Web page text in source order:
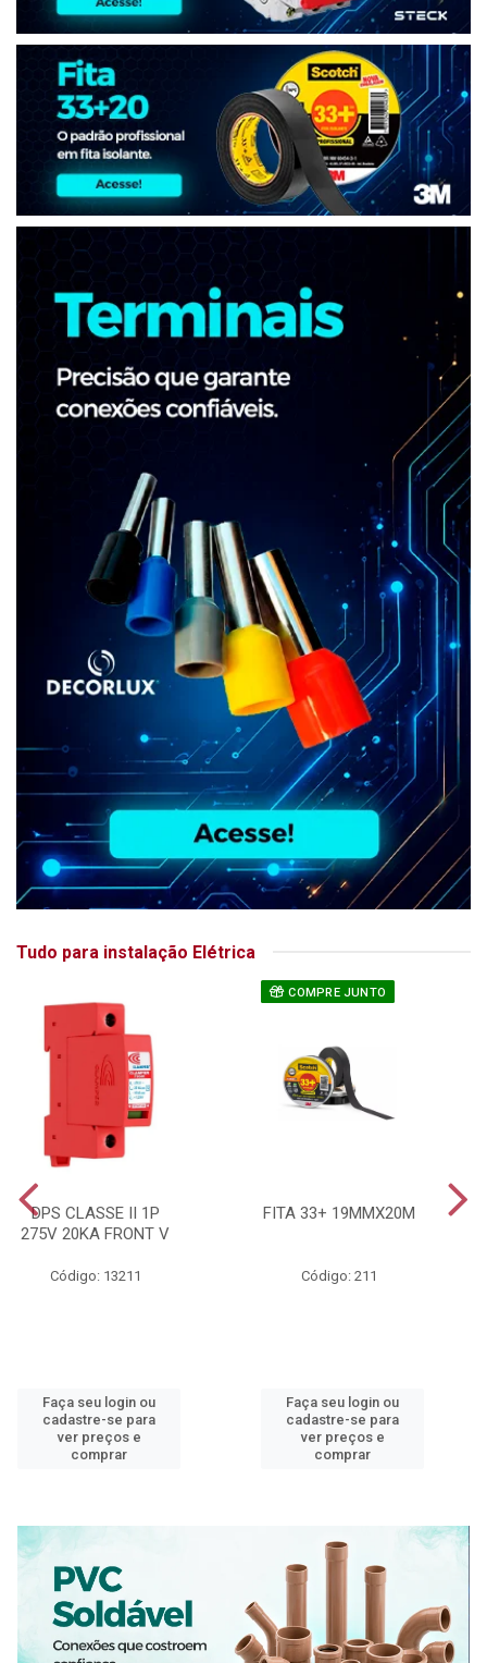
Tudo para instalação Elétrica
DPS CLASSE II 1P
275V 20KA FRONT V
Código: 13211
Faça seu login ou
cadastre-se para
ver preços e
comprar
COMPRE JUNTO
FITA 33+ 19MMX20M
Código: 211
Faça seu login ou
cadastre-se para
ver preços e
comprar